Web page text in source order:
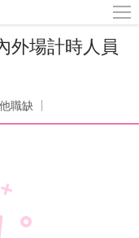
外場計時人員
職缺